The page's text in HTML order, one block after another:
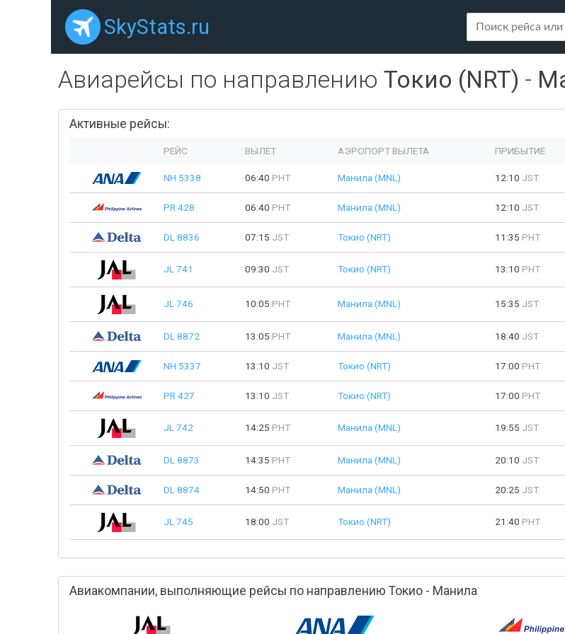
SkyStats.ru
Авиарейсы по направлению Токио (NRT) -
Активные рейсы:
РЕЙС ВЫЛЕТ АЭРОПОРТ ВЫЛЕТА ПРИБЫТИЕ
NH 5338 06:40 PHT Манила (MNL) 12:10 JST
PR 428 06:40 PHT Манила (MNL) 12:10 JST
DL 8836 07:15 JST Токио (NRT) 11:35 PHT
JL 741 09:30 JST Токио (NRT) 13:10 PHT
JL 746 10:05 PHT Манила (MNL) 15:35 JST
DL 8872 13:05 PHT Манила (MNL) 18:40 JST
NH 5337 13:10 JST Токио (NRT) 17:00 PHT
PR 427 13:10 JST Токио (NRT) 17:00 PHT
JL 742 14:25 PHT Манила (MNL) 19:55 JST
DL 8873 14:35 PHT Манила (MNL) 20:10 JST
DL 8874 14:50 PHT Манила (MNL) 20:25 JST
JL 745 18:00 JST Токио (NRT) 21:40 PHT
Авиакомпании, выполняющие рейсы по направлению Токио - Манила